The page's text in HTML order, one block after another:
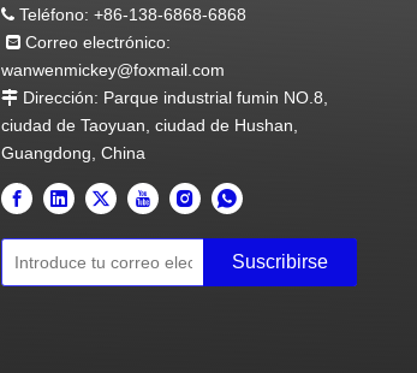
 Teléfono: +86-138-6868-6868
 Correo electrónico:
wanwenmickey@foxmail.com
 Dirección: Parque industrial fumin NO.8,
ciudad de Taoyuan, ciudad de Hushan,
Guangdong, China
Suscribirse